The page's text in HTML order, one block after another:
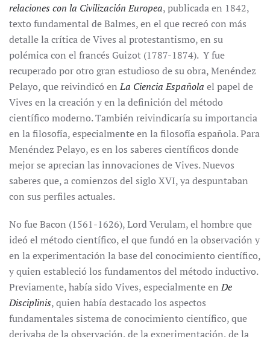
relaciones con la Civilización Europea, publicada en 1842,
texto fundamental de Balmes, en el que recreó con más
detalle la crítica de Vives al protestantismo, en su
polémica con el francés Guizot (1787-1874). Y fue
recuperado por otro gran estudioso de su obra, Menéndez
Pelayo, que reivindicó enLa Ciencia Española el papel de
Vives en la creación y en la definición del método
científico moderno. También reivindicaría su importancia
en la filosofía, especialmente en la filosofía española. Para
Menéndez Pelayo, es en los saberes científicos donde
mejor se aprecian las innovaciones de Vives. Nuevos
saberes que, a comienzos del siglo XVI, ya despuntaban
con sus perfiles actuales.
No fue Bacon (1561-1626), Lord Verulam, el hombre que
ideó el método científico, el que fundó en la observación y
en la experimentación la base del conocimiento científico,
y quien estableció los fundamentos del método inductivo.
Previamente, había sido Vives, especialmente enDe
Disciplinis, quien había destacado los aspectos
fundamentales sistema de conocimiento científico, que
derivaba de la observación, de la experimentación, de la